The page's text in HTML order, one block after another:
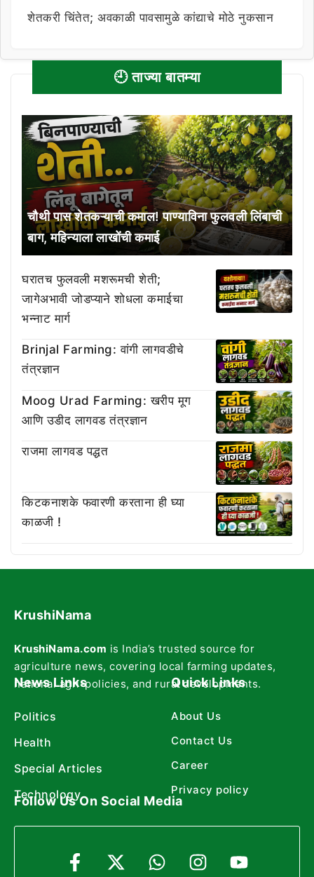
शेतकरी चिंतेत; अवकाळी पावसामुळे कांद्याचे मोठे नुकसान
🕘 ताज्या बातम्या
चौथी पास शेतकऱ्याची कमाल! पाण्याविना फुलवली लिंबाची
बाग, महिन्याला लाखोंची कमाई
घरातच फुलवली मशरूमची शेती;
जागेअभावी जोडप्याने शोधला कमाईचा
भन्नाट मार्ग
Brinjal Farming: वांगी लागवडीचे
तंत्रज्ञान
Moog Urad Farming: खरीप मूग
आणि उडीद लागवड तंत्रज्ञान
राजमा लागवड पद्धत
किटकनाशके फवारणी करताना ही घ्या
काळजी !
KrushiNama
KrushiNama.com is India’s trusted source for
agriculture news, covering local farming updates,
national agri-policies, and rural developments.
News Links
Politics
Health
Special Articles
Technology
Quick Links
About Us
Contact Us
Career
Privacy policy
Follow Us On Social Media